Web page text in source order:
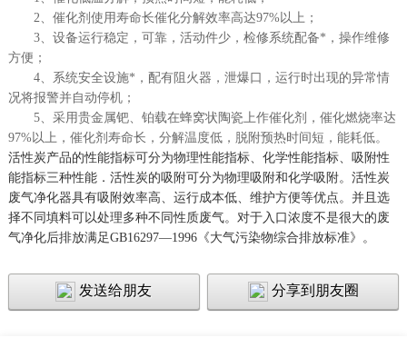
2、催化剂使用寿命长催化分解效率高达97%以上；
3、设备运行稳定，可靠，活动件少，检修系统配备*，操作维修
方便；
4、系统安全设施*，配有阻火器，泄爆口，运行时出现的异常情
况将报警并自动停机；
5、采用贵金属钯、铂载在蜂窝状陶瓷上作催化剂，催化燃烧率达
97%以上，催化剂寿命长，分解温度低，脱附预热时间短，能耗低。
活性炭产品的性能指标可分为物理性能指标、化学性能指标、吸附性
能指标三种性能．活性炭的吸附可分为物理吸附和化学吸附。活性炭
废气净化器具有吸附效率高、运行成本低、维护方便等优点。并且选
择不同填料可以处理多种不同性质废气。对于入口浓度不是很大的废
气净化后排放满足GB16297—1996《大气污染物综合排放标准》。
发送给朋友 分享到朋友圈